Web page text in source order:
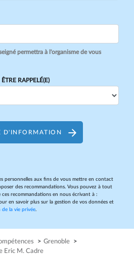
permettra à l'organisme de vous
RAPPELÉ(E)
D'INFORMATION
personnelles aux fins de vous mettre en contact
des recommandations. Vous pouvez à tout
recommandations en nous écrivant à :
en savoir plus sur la gestion de vos données et
de la vie privée.
> Grenoble
>
Eric M. Cadre